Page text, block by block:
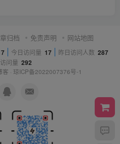
归档 免责声明 网站地图
今日访问量 17 昨日访问人数 287
问量 292
客 · 琼ICP备2022007376号-1